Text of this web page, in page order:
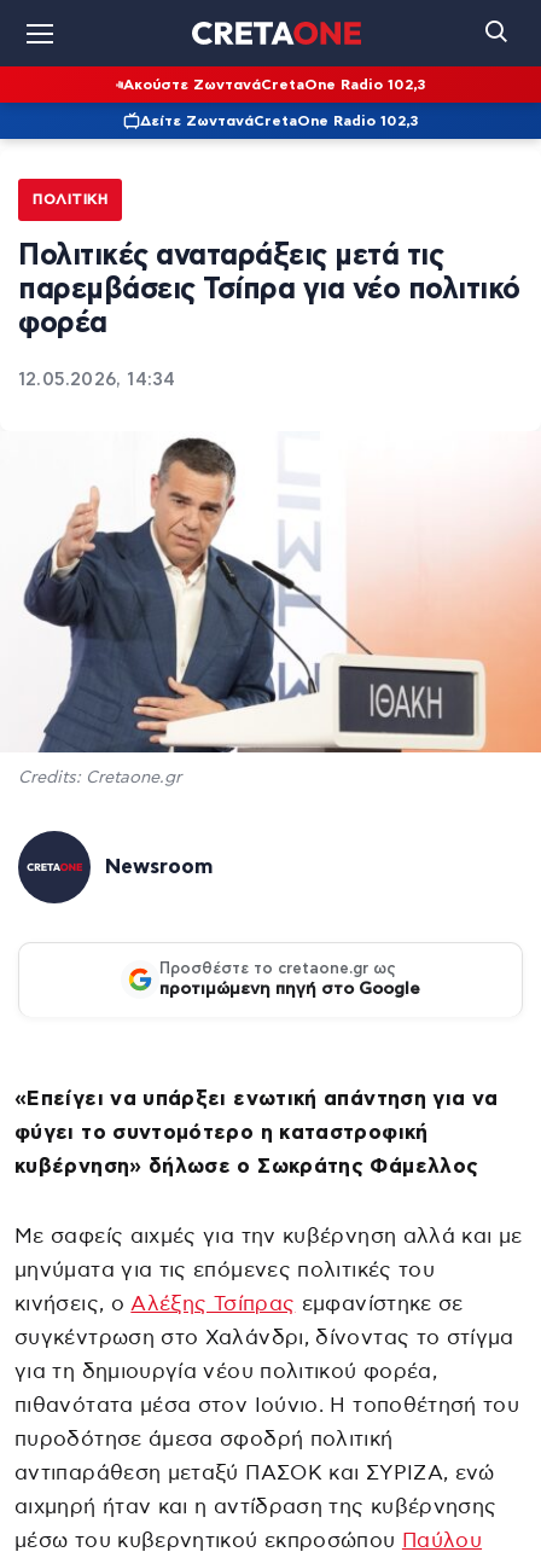
Ακούστε ΖωντανάCretaOne Radio 102,3
Δείτε ΖωντανάCretaOne Radio 102,3
ΠΟΛΙΤΙΚΉ
Πολιτικές αναταράξεις μετά τις
παρεμβάσεις Τσίπρα για νέο πολιτικό
φορέα
12.05.2026, 14:34
Credits: Cretaone.gr
Newsroom
Προσθέστε το cretaone.gr ως
προτιμώμενη πηγή στο Google
«Επείγει να υπάρξει ενωτική απάντηση για να
φύγει το συντομότερο η καταστροφική
κυβέρνηση» δήλωσε ο Σωκράτης Φάμελλος
Με σαφείς αιχμές για την κυβέρνηση αλλά και με
μηνύματα για τις επόμενες πολιτικές του
κινήσεις, ο Αλέξης Τσίπρας εμφανίστηκε σε
συγκέντρωση στο Χαλάνδρι, δίνοντας το στίγμα
για τη δημιουργία νέου πολιτικού φορέα,
πιθανότατα μέσα στον Ιούνιο. Η τοποθέτησή του
πυροδότησε άμεσα σφοδρή πολιτική
αντιπαράθεση μεταξύ ΠΑΣΟΚ και ΣΥΡΙΖΑ, ενώ
αιχμηρή ήταν και η αντίδραση της κυβέρνησης
μέσω του κυβερνητικού εκπροσώπου Παύλου